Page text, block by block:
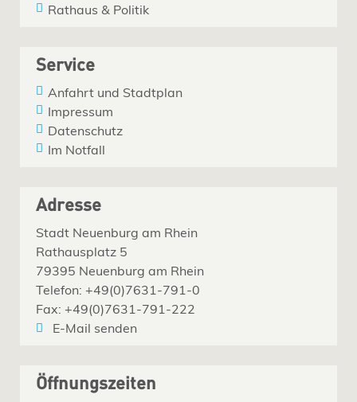
Rathaus & Politik
Service
Anfahrt und Stadtplan
Impressum
Datenschutz
Im Notfall
Adresse
Stadt Neuenburg am Rhein
Rathausplatz 5
79395 Neuenburg am Rhein
Telefon: +49(0)7631-791-0
Fax: +49(0)7631-791-222
E-Mail senden
Öffnungszeiten